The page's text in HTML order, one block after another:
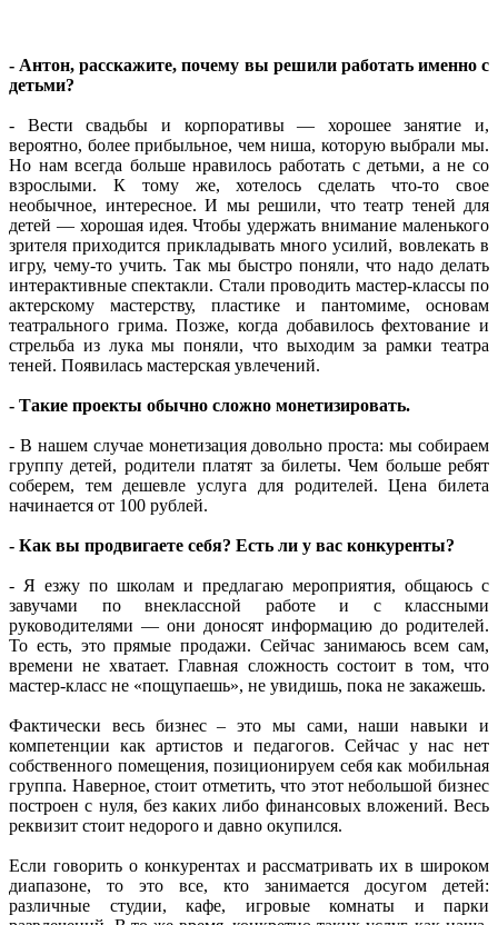
- Антон, расскажите, почему вы решили работать именно с
детьми?
- Вести свадьбы и корпоративы — хорошее занятие и,
вероятно, более прибыльное, чем ниша, которую выбрали мы.
Но нам всегда больше нравилось работать с детьми, а не со
взрослыми. К тому же, хотелось сделать что-то свое
необычное, интересное. И мы решили, что театр теней для
детей — хорошая идея. Чтобы удержать внимание маленького
зрителя приходится прикладывать много усилий, вовлекать в
игру, чему-то учить. Так мы быстро поняли, что надо делать
интерактивные спектакли. Стали проводить мастер-классы по
актерскому мастерству, пластике и пантомиме, основам
театрального грима. Позже, когда добавилось фехтование и
стрельба из лука мы поняли, что выходим за рамки театра
теней. Появилась мастерская увлечений.
- Такие проекты обычно сложно монетизировать.
- В нашем случае монетизация довольно проста: мы собираем
группу детей, родители платят за билеты. Чем больше ребят
соберем, тем дешевле услуга для родителей. Цена билета
начинается от 100 рублей.
- Как вы продвигаете себя? Есть ли у вас конкуренты?
- Я езжу по школам и предлагаю мероприятия, общаюсь с
завучами по внеклассной работе и с классными
руководителями — они доносят информацию до родителей.
То есть, это прямые продажи. Сейчас занимаюсь всем сам,
времени не хватает. Главная сложность состоит в том, что
мастер-класс не «пощупаешь», не увидишь, пока не закажешь.
Фактически весь бизнес – это мы сами, наши навыки и
компетенции как артистов и педагогов. Сейчас у нас нет
собственного помещения, позиционируем себя как мобильная
группа. Наверное, стоит отметить, что этот небольшой бизнес
построен с нуля, без каких либо финансовых вложений. Весь
реквизит стоит недорого и давно окупился.
Если говорить о конкурентах и рассматривать их в широком
диапазоне, то это все, кто занимается досугом детей:
различные студии, кафе, игровые комнаты и парки